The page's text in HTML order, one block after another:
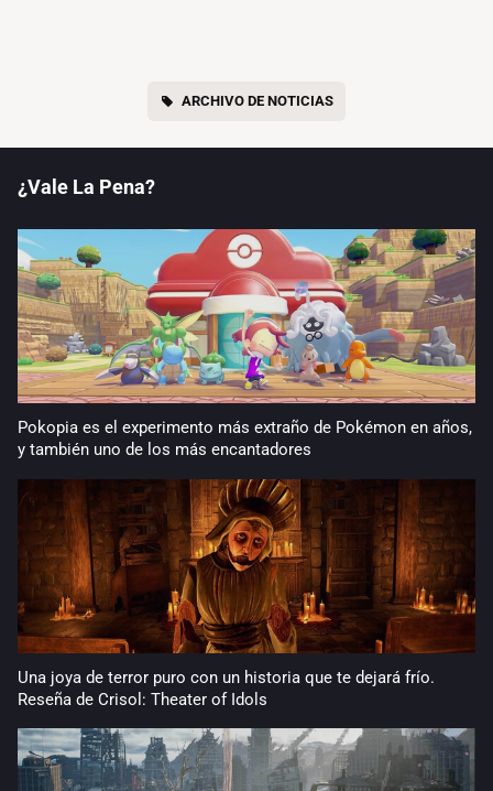
ARCHIVO DE NOTICIAS
¿Vale La Pena?
Pokopia es el experimento más extraño de Pokémon en años,
y también uno de los más encantadores
Una joya de terror puro con un historia que te dejará frío.
Reseña de Crisol: Theater of Idols